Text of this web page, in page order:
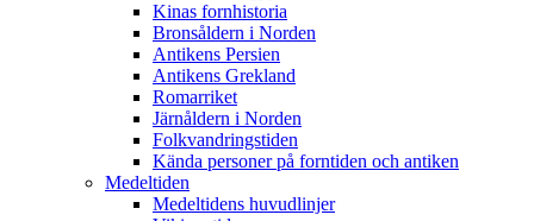
Kinas fornhistoria
Bronsåldern i Norden
Antikens Persien
Antikens Grekland
Romarriket
Järnåldern i Norden
Folkvandringstiden
Kända personer på forntiden och antiken
Medeltiden
Medeltidens huvudlinjer